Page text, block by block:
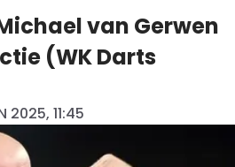
van Gerwen
(WK Darts
2025, 11:45